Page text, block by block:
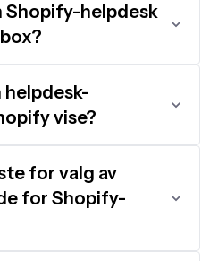
Shopify-helpdesk
helpdesk-
vise?
for valg av
for Shopify-